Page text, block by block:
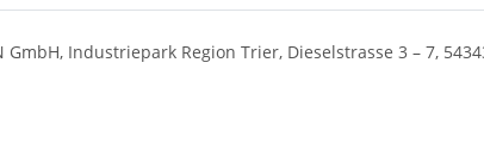
GmbH, Industriepark Region Trier, Dieselstrasse 3 – 7,